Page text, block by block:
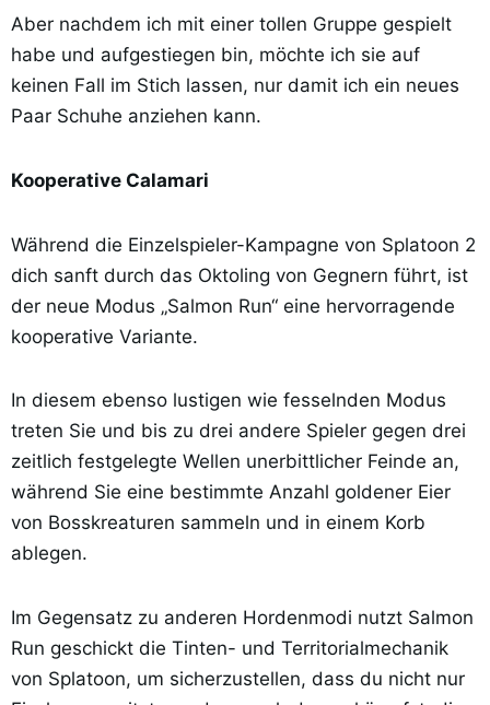
Aber nachdem ich mit einer tollen Gruppe gespielt
habe und aufgestiegen bin, möchte ich sie auf
keinen Fall im Stich lassen, nur damit ich ein neues
Paar Schuhe anziehen kann.
Kooperative Calamari
Während die Einzelspieler-Kampagne von Splatoon 2
dich sanft durch das Oktoling von Gegnern führt, ist
der neue Modus „Salmon Run“ eine hervorragende
kooperative Variante.
In diesem ebenso lustigen wie fesselnden Modus
treten Sie und bis zu drei andere Spieler gegen drei
zeitlich festgelegte Wellen unerbittlicher Feinde an,
während Sie eine bestimmte Anzahl goldener Eier
von Bosskreaturen sammeln und in einem Korb
ablegen.
Im Gegensatz zu anderen Hordenmodi nutzt Salmon
Run geschickt die Tinten- und Territorialmechanik
von Splatoon, um sicherzustellen, dass du nicht nur